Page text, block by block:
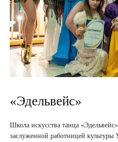
«Эдельвейс»
Школа искусства танца
заслуженной работницей культуры